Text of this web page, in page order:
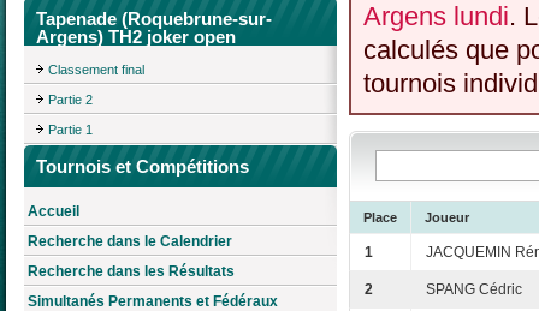
Tapenade (Roquebrune-sur-
Argens) TH2 joker open
Classement final
Partie 2
Partie 1
Tournois et Compétitions
Accueil
Recherche dans le Calendrier
Recherche dans les Résultats
Simultanés Permanents et Fédéraux
Argens lundi.
calculés que
tournois
Place Joueur
1 JACQUEMIN
2 SPANG Cédric